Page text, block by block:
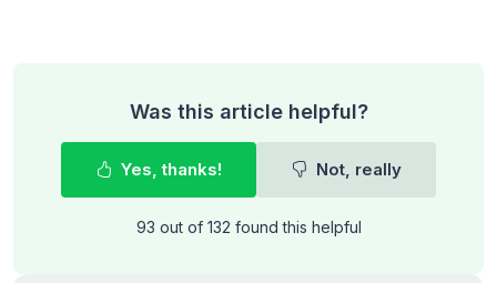
Was this article helpful?
Yes, thanks! Not, really
93 out of 132 found this helpful